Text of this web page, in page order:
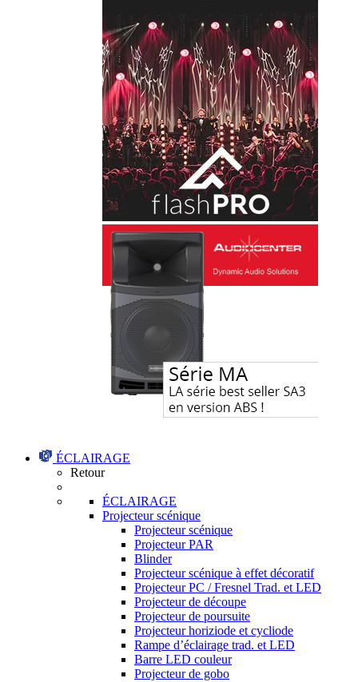
ÉCLAIRAGE
Retour
ÉCLAIRAGE
Projecteur scénique
Projecteur scénique
Projecteur PAR
Blinder
Projecteur scénique à effet décoratif
Projecteur PC / Fresnel Trad. et LED
Projecteur de découpe
Projecteur de poursuite
Projecteur horiziode et cycliode
Rampe d’éclairage trad. et LED
Barre LED couleur
Projecteur de gobo